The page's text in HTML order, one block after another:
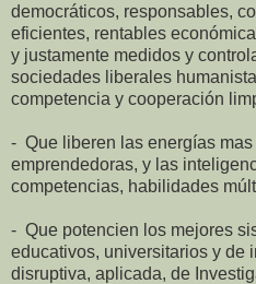
democráticos, responsables,
eficientes, rentables
y justamente medidos y
sociedades liberales
competencia y cooperación
- Que liberen las energías
emprendedoras, y las
competencias, habilidades
- Que potencien los mejores
educativos, universitarios y de
disruptiva, aplicada, de